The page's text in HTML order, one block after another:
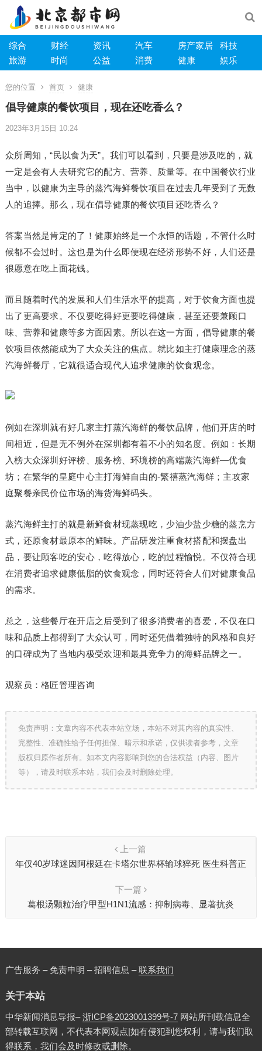
综合 财经 资讯 汽车 房产家居
科技
旅游
时尚 公益 消费 健康 娱乐
您的位置 首页 健康
倡导健康的餐饮项目，现在还吃香么？
2023年3月15日 10:24
众所周知，“民以食为天”。我们可以看到，只要是涉及吃的，就
一定是会有人去研究它的配方、营养、质量等。在中国餐饮行业
当中，以健康为主导的蒸汽海鲜餐饮项目在过去几年受到了无数
人的追捧。那么，现在倡导健康的餐饮项目还吃香么？
答案当然是肯定的了！健康始终是一个永恒的话题，不管什么时
候都不会过时。这也是为什么即便现在经济形势不好，人们还是
很愿意在吃上面花钱。
而且随着时代的发展和人们生活水平的提高，对于饮食方面也提
出了更高要求。不仅要吃得好更要吃得健康，甚至还要兼顾口
味、营养和健康等多方面因素。所以在这一方面，倡导健康的餐
饮项目依然能成为了大众关注的焦点。就比如主打健康理念的蒸
汽海鲜餐厅，它就很适合现代人追求健康的饮食观念。
例如在深圳就有好几家主打蒸汽海鲜的餐饮品牌，他们开店的时
间相近，但是无不例外在深圳都有着不小的知名度。例如：长期
入榜大众深圳好评榜、服务榜、环境榜的高端蒸汽海鲜—优食
坊；在繁华的皇庭中心主打海鲜自由的-繁禧蒸汽海鲜；主攻家
庭聚餐亲民价位市场的海货海鲜码头。
蒸汽海鲜主打的就是新鲜食材现蒸现吃，少油少盐少糖的蒸烹方
式，还原食材最原本的鲜味。产品研发注重食材搭配和摆盘出
品，要让顾客吃的安心，吃得放心，吃的过程愉悦。不仅符合现
在消费者追求健康低脂的饮食观念，同时还符合人们对健康食品
的需求。
总之，这些餐厅在开店之后受到了很多消费者的喜爱，不仅在口
味和品质上都得到了大众认可，同时还凭借着独特的风格和良好
的口碑成为了当地内极受欢迎和最具竞争力的海鲜品牌之一。
观察员：格匠管理咨询
免责声明：文章内容不代表本站立场，本站不对其内容的真实性、
完整性、准确性给予任何担保、暗示和承诺，仅供读者参考，文章
版权归原作者所有。如本文内容影响到您的合法权益（内容、图片
等），请及时联系本站，我们会及时删除处理。
上一篇
年仅40岁球迷因阿根廷在卡塔尔世界杯输球猝死 医生科普正
下一篇
葛根汤颗粒治疗甲型H1N1流感：抑制病毒、显著抗炎
广告服务 – 免责申明 – 招聘信息 –联系我们
关于本站
中华新闻消息导报–浙ICP备2023001399号-7网站所刊载信息全
部转载互联网，不代表本网观点|如有侵犯到您权利，请与我们取
得联系，我们会及时修改或删除。